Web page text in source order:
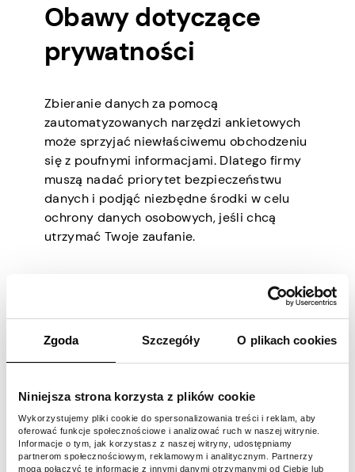
Zgoda Szczegóły O plikach cookies
Niniejsza strona korzysta z plików cookie
Wykorzystujemy pliki cookie do spersonalizowania treści i reklam, aby
oferować funkcje społecznościowe i analizować ruch w naszej witrynie.
Informacje o tym, jak korzystasz z naszej witryny, udostępniamy
partnerom społecznościowym, reklamowym i analitycznym. Partnerzy
mogą połączyć te informacje z innymi danymi otrzymanymi od Ciebie lub
Obawy dotyczące
prywatności
Zbieranie danych za pomocą
zautomatyzowanych narzędzi ankietowych
może sprzyjać niewłaściwemu obchodzeniu
się z poufnymi informacjami. Dlatego firmy
muszą nadać priorytet bezpieczeństwu
danych i podjąć niezbędne środki w celu
ochrony danych osobowych, jeśli chcą
utrzymać Twoje zaufanie.
niesprawiedliwość
wprowadzić stronniczość w projektowaniu i
administrowaniu ankietami. Pytania i
sposób, w jaki są one sformułowane, mogą
prowadzić do wypaczonych wyników.